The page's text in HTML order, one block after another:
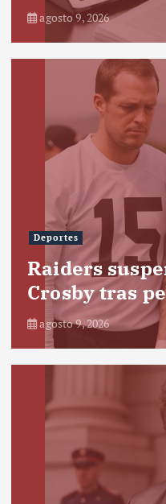
agosto 9, 2026
Deportes
Raiders
Crosby tras
agosto 9, 2026